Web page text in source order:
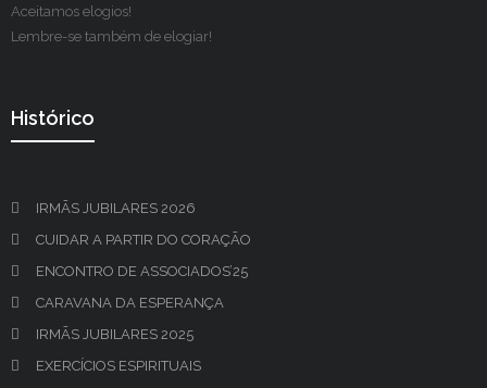
Aceitamos elogios!
Lembre-se também de elogiar!
Histórico
IRMÃS JUBILARES 2026
CUIDAR A PARTIR DO CORAÇÃO
ENCONTRO DE ASSOCIADOS’25
CARAVANA DA ESPERANÇA
IRMÃS JUBILARES 2025
EXERCÍCIOS ESPIRITUAIS